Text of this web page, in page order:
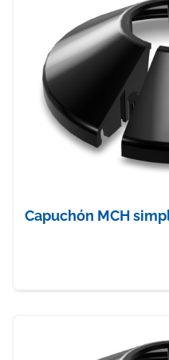
Capuchón MCH